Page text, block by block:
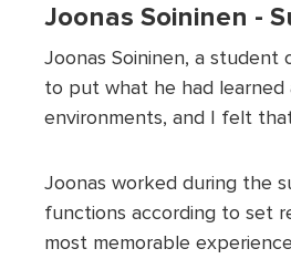
Joonas Soininen -
Joonas Soininen, a
to put what he had learned
environments, and I felt
Joonas worked during the
functions according to set
most memorable